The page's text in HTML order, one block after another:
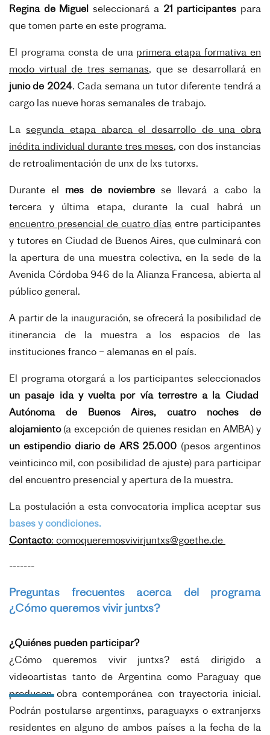
Regina de Miguel
seleccionará a 21 participantes para
que tomen parte en este programa.
El programa consta de una primera etapa formativa en
modo virtual de tres semanas, que se desarrollará en
junio de 2024. Cada semana un tutor diferente tendrá a
cargo las nueve horas semanales de trabajo.
Lasegunda etapa abarca el desarrollo de una obra
inédita individual durante tres meses, con dos instancias
de retroalimentación de unx de lxs tutorxs.
Durante el mes de noviembrese llevará a cabo la
tercera y última etapa, durante la cual habrá un
encuentro presencial de cuatro días entre participantes
y tutores en Ciudad de Buenos Aires, que culminará con
la apertura de una muestra colectiva, en la sede de la
Avenida Córdoba 946 de la Alianza Francesa, abierta al
público general.
A partir de la inauguración, se ofrecerá la posibilidad de
itinerancia de la muestra a los espacios de las
instituciones franco – alemanas en el país.
El programa otorgará a los participantes seleccionados
un pasaje ida y vuelta por vía terrestre a la Ciudad
Autónoma de Buenos Aires, cuatro noches de
alojamiento(a excepción de quienes residan en AMBA) y
un estipendio diario de ARS 25.000 (pesos argentinos
veinticinco mil, con posibilidad de ajuste) para participar
del encuentro presencial y apertura de la muestra.
La postulación a esta convocatoria implica aceptar sus
bases y condiciones.
Contacto: comoqueremosvivirjuntxs@goethe.de
-------
Preguntas frecuentes acerca del programa
¿Cómo queremos vivir juntxs?
¿Quiénes pueden participar?
¿Cómo queremos vivir juntxs? está dirigido a
videoartistas tanto de Argentina como Paraguay que
producen obra contemporánea con trayectoria inicial.
Podrán postularse argentinxs, paraguayxs o extranjerxs
residentes en alguno de ambos países a la fecha de la